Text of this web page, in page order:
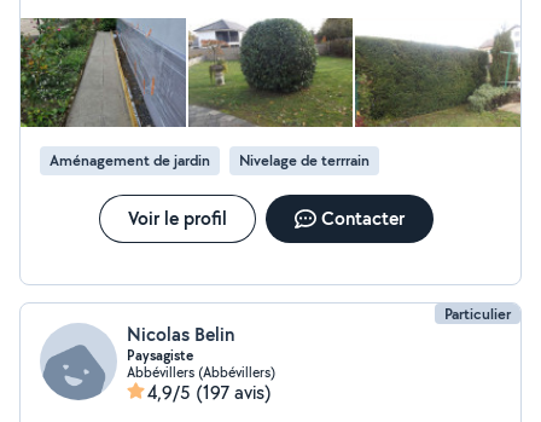
Aménagement de jardin Nivelage de terrrain
Voir le profil Contacter
Particulier
Nicolas Belin
Paysagiste
Abbévillers (Abbévillers)
4,9/5 (197 avis)